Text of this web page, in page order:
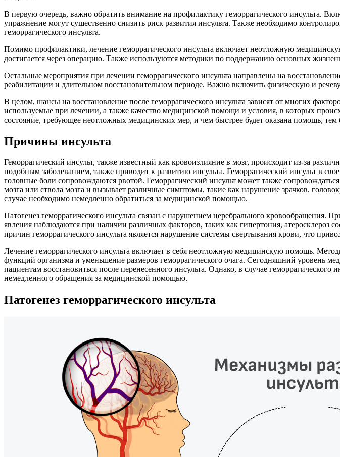
В первую очередь, важно обратить внимание на профилактику геморрагического инсульта.
упражнение могут существенно снизить риск развития инсульта. Также необходимо
геморрагического инсульта.
Помимо профилактики, лечение геморрагического инсульта включает неотложную
достигается через операцию. Также используются методики по поддержанию основных
Остальные мероприятия при лечении геморрагического инсульта направлены на
реабилитации и длительном восстановительном периоде. Важно включить физическую и
В целом, шансы на восстановление после геморрагического инсульта зависят от многих
используемые при лечении, а также качество медицинской помощи и условия, в которых
состояние, требующее неотложных медицинских мер, и чем быстрее будет оказана помощь,
Причины инсульта
Геморрагический инсульт, также известный как кровоизлияние в мозг, происходит из-за
подобным заболеванием, также приводит к развитию инсульта. Геморрагический инсульт в
головные боли сопровождаются рвотой. Геморрагический инсульт может также
мозга или ствола мозга и вызывает различные симптомы, такие как нарушение зрачков,
случае необходимо немедленно обратиться за медицинской помощью.
Патогенез геморрагического инсульта связан с нарушением церебрального кровообращения.
явления наблюдаются при наличии различных факторов, таких как гипертония, атеросклероз
причин геморрагического инсульта является нарушение системы свертывания крови, что
Лечение геморрагического инсульта включает в себя неотложную медицинскую помощь.
функций организма и уменьшение размеров геморрагического очага. Сегодняшний уровень
пациентам восстановиться после перенесенного инсульта. Однако, в случае
немедленного обращения за медицинской помощью.
Патогенез геморрагического инсульта